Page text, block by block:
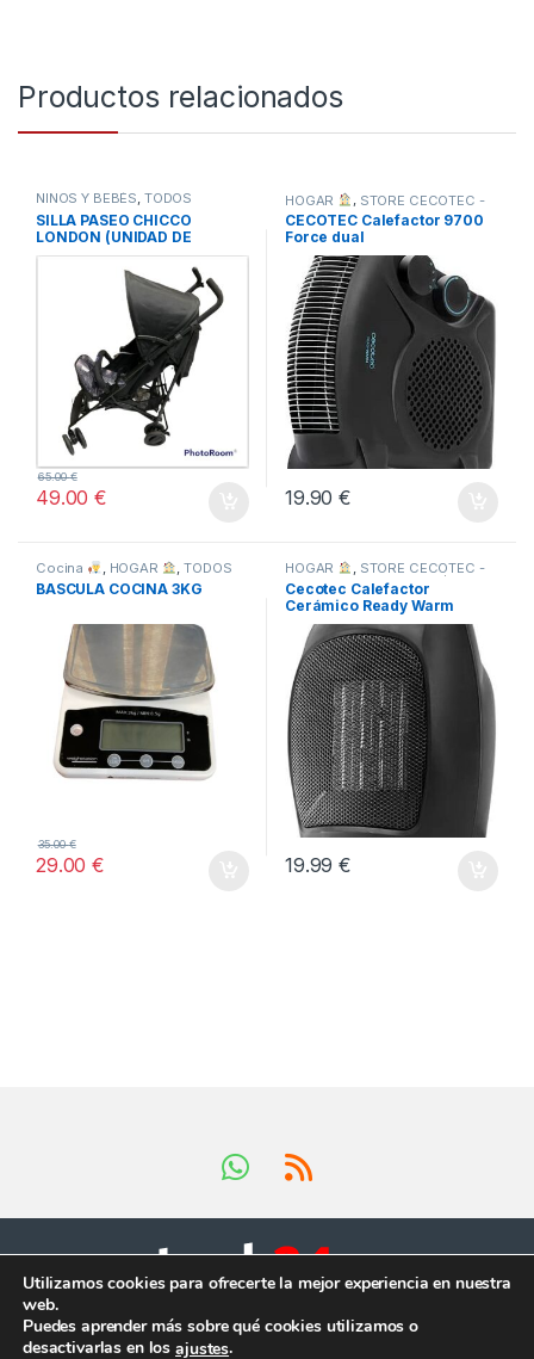
Productos relacionados
NIÑOS Y BEBÉS, TODOS
SILLA PASEO CHICCO
LONDON (UNIDAD DE
EXPOSICION – SIN
EMBALAJE ORIGINAL)
49.00€
65.00€
HOGAR , STORE CECOTEC -
DISTRIBUIDOR OFICIAL
,
TODOS
CECOTEC Calefactor 9700
Force dual
19.90€
Cocina , HOGAR ,TODOS
BASCULA COCINA 3KG
29.00€
35.00€
HOGAR , STORE CECOTEC -
DISTRIBUIDOR OFICIAL
TODOS
Cecotec Calefactor
Cerámico Ready Warm
6000
19.99€
Tienes preguntas ?
¡Llámanos en horario
Utilizamos cookies para ofrecerte la mejor experiencia en nuestra
web.
Puedes aprender más sobre qué cookies utilizamos o
desactivarlas en losajustes.